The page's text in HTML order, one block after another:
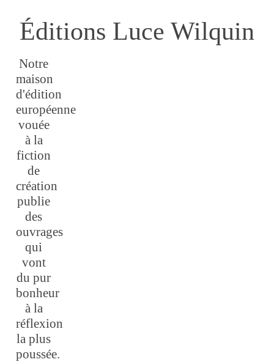
Éditions Luce Wilquin
Notre
maison
d'édition
européenne
vouée
à la
fiction
de
création
publie
des
ouvrages
qui
vont
du pur
bonheur
à la
réflexion
la plus
poussée.